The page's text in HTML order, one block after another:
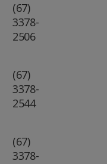
(67)
3378-
2506
(67)
3378-
2544
(67)
3378-